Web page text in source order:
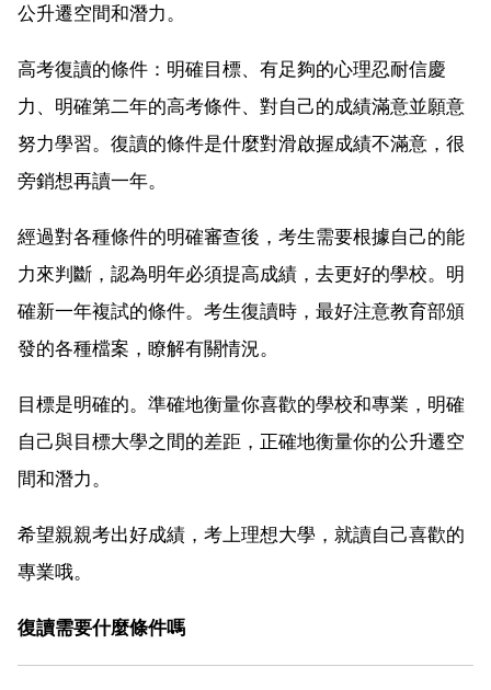
公升遷空間和潛力。
高考復讀的條件：明確目標、有足夠的心理忍耐信慶
力、明確第二年的高考條件、對自己的成績滿意並願意
努力學習。復讀的條件是什麼對滑啟握成績不滿意，很
旁銷想再讀一年。
經過對各種條件的明確審查後，考生需要根據自己的能
力來判斷，認為明年必須提高成績，去更好的學校。明
確新一年複試的條件。考生復讀時，最好注意教育部頒
發的各種檔案，瞭解有關情況。
目標是明確的。準確地衡量你喜歡的學校和專業，明確
自己與目標大學之間的差距，正確地衡量你的公升遷空
間和潛力。
希望親親考出好成績，考上理想大學，就讀自己喜歡的
專業哦。
復讀需要什麼條件嗎